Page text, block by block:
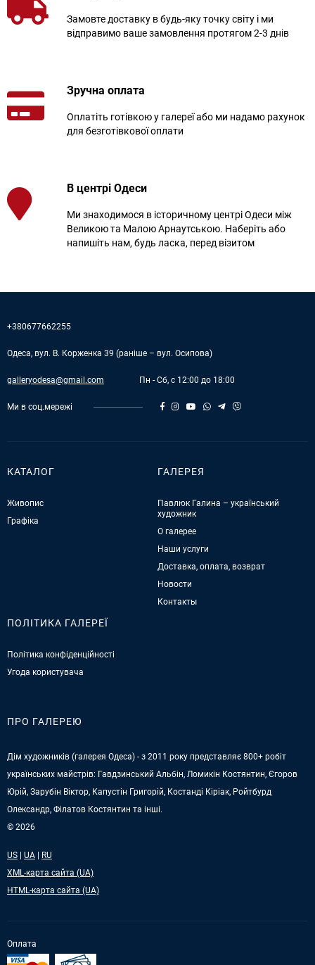
Замовте доставку в будь-яку точку світу і ми
відправимо ваше замовлення протягом 2-3 днів
Зручна оплата
Оплатіть готівкою у галереї або ми надамо рахунок
для безготівкової оплати
В центрі Одеси
Ми знаходимося в історичному центрі Одеси між
Великою та Малою Арнаутською. Наберіть або
напишіть нам, будь ласка, перед візитом
+380677662255
Одеса, вул. В. Корженка 39 (раніше – вул. Осипова)
galleryodesa@gmail.com Пн - Сб, с 12:00 до 18:00
Ми в соц.мережі
КАТАЛОГ
Живопис
Графіка
ГАЛЕРЕЯ
Павлюк Галина – український
художник
О галерее
Наши услуги
Доставка, оплата, возврат
Новости
Контакты
ПОЛІТИКА ГАЛЕРЕЇ
Політика конфіденційності
Угода користувача
ПРО ГАЛЕРЕЮ
Дім художників (галерея Одеса) - з 2011 року представляє 800+ робіт
українських майстрів: Гавдзинський Альбін, Ломикін Костянтин, Єгоров
Юрій, Зарубін Віктор, Капустін Григорій, Костанді Кіріак, Ройтбурд
Олександр, Філатов Костянтин та інші.
© 2026
US UA
RU
XML-карта сайта (UA)
HTML-карта сайта (UA)
Оплата